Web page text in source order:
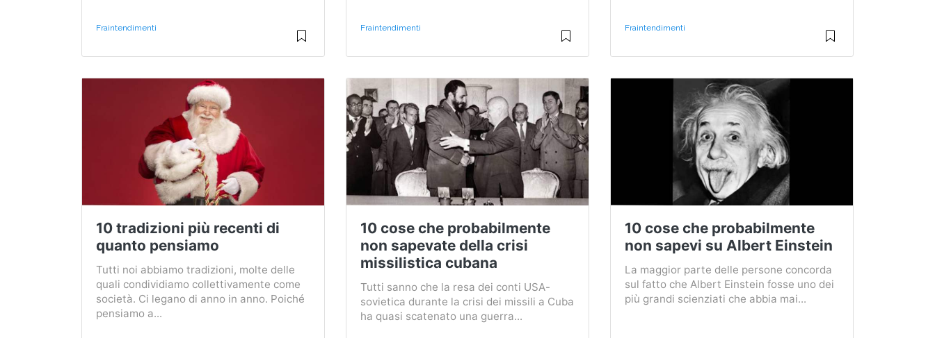
Fraintendimenti Fraintendimenti Fraintendimenti
10 tradizioni più recenti di
quanto pensiamo
Tutti noi abbiamo tradizioni, molte delle
quali condividiamo collettivamente come
società. Ci legano di anno in anno. Poiché
pensiamo a...
10 cose che probabilmente
non sapevate della crisi
missilistica cubana
Tutti sanno che la resa dei conti USA-
sovietica durante la crisi dei missili a Cuba
ha quasi scatenato una guerra...
10 cose che probabilmente
non sapevi su Albert Einstein
La maggior parte delle persone concorda
sul fatto che Albert Einstein fosse uno dei
più grandi scienziati che abbia mai...